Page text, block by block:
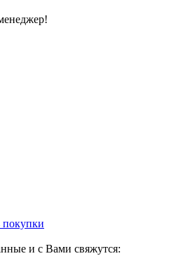
и с Вами свяжутся: